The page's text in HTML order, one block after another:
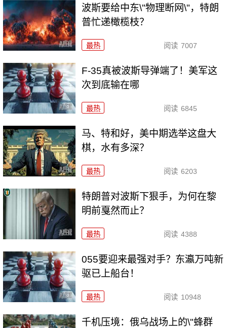
波斯要给中东\"物理断网\"，特朗
普忙递橄榄枝？
最热 阅读 7007
F-35真被波斯导弹端了！美军这
次到底输在哪
最热 阅读 6845
马、特和好，美中期选举这盘大
棋，水有多深？
最热 阅读 6203
特朗普对波斯下狠手，为何在黎
明前戛然而止？
最热 阅读 4388
055要迎来最强对手？东瀛万吨新
驱已上船台！
最热 阅读 10948
千机压境：俄乌战场上的\"蜂群